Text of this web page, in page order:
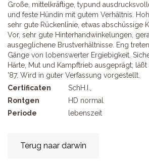
Große, mittelkräftige, typund
und feste Hündin mit gutem Verhältnis.
sehr gute Rückenlinie, etwas abschüssige
Vor, sehr gute Hinterhandwinkelungen,
ausgeglichene Brustverhältnisse. Eng
Gänge von lobenswerter Ergiebigkeit.
Härte, Mut und Kampftrieb ausgeprägt; läßt
'87. Wird in guter Verfassung vorgestellt.
Certificaten
SchH.I.,
Rontgen
HD normal
Periode
lebenszeit
Terug naar darwin